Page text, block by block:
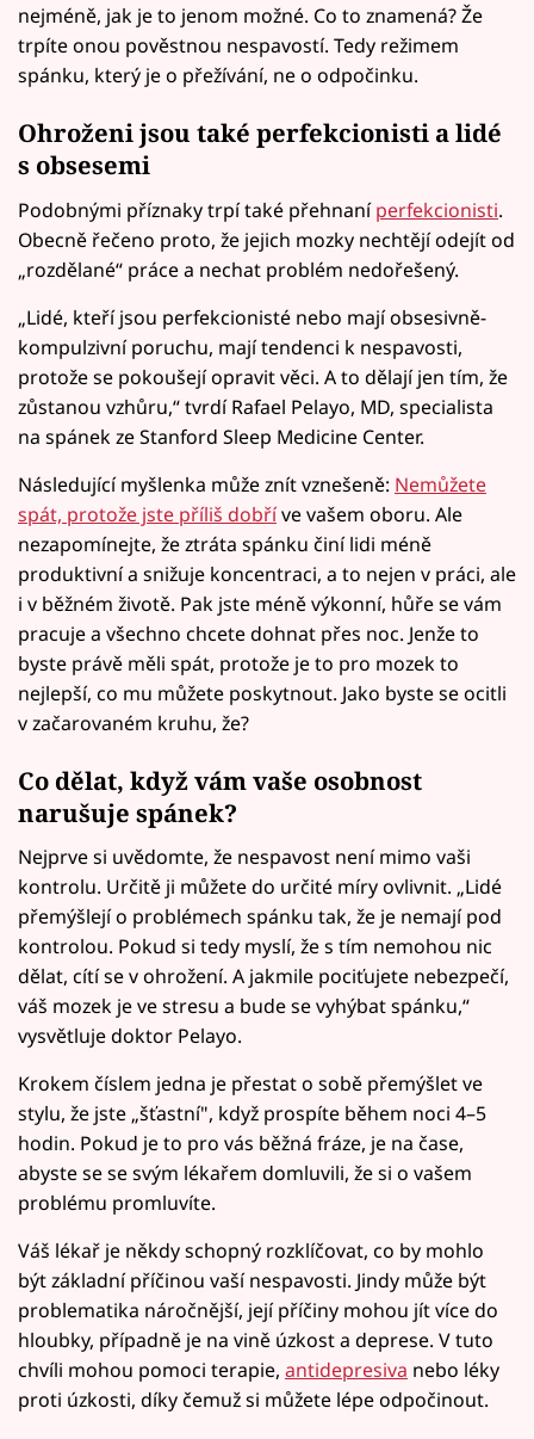
nejméně, jak je to jenom možné. Co to znamená? Že
trpíte onou pověstnou nespavostí. Tedy režimem
spánku, který je o přežívání, ne o odpočinku.
Ohroženi jsou také perfekcionisti a lidé
s obsesemi
Podobnými příznaky trpí také přehnaníperfekcionisti.
Obecně řečeno proto, že jejich mozky nechtějí odejít od
„rozdělané“ práce a nechat problém nedořešený.
„Lidé, kteří jsou perfekcionisté nebo mají obsesivně-
kompulzivní poruchu, mají tendenci k nespavosti,
protože se pokoušejí opravit věci. A to dělají jen tím, že
zůstanou vzhůru,“ tvrdí Rafael Pelayo, MD, specialista
na spánek ze Stanford Sleep Medicine Center.
Následující myšlenka může znít vznešeně: Nemůžete
spát, protože jste příliš dobříve vašem oboru. Ale
nezapomínejte, že ztráta spánku činí lidi méně
produktivní a snižuje koncentraci, a to nejen v práci, ale
i v běžném životě. Pak jste méně výkonní, hůře se vám
pracuje a všechno chcete dohnat přes noc. Jenže to
byste právě měli spát, protože je to pro mozek to
nejlepší, co mu můžete poskytnout. Jako byste se ocitli
v začarovaném kruhu, že?
Co dělat, když vám vaše osobnost
narušuje spánek?
Nejprve si uvědomte, že nespavost není mimo vaši
kontrolu. Určitě ji můžete do určité míry ovlivnit. „Lidé
přemýšlejí o problémech spánku tak, že je nemají pod
kontrolou. Pokud si tedy myslí, že s tím nemohou nic
dělat, cítí se v ohrožení. A jakmile pociťujete nebezpečí,
váš mozek je ve stresu a bude se vyhýbat spánku,“
vysvětluje doktor Pelayo.
Krokem číslem jedna je přestat o sobě přemýšlet ve
stylu, že jste „šťastní", když prospíte během noci 4–5
hodin. Pokud je to pro vás běžná fráze, je na čase,
abyste se se svým lékařem domluvili, že si o vašem
problému promluvíte.
Váš lékař je někdy schopný rozklíčovat, co by mohlo
být základní příčinou vaší nespavosti. Jindy může být
problematika náročnější, její příčiny mohou jít více do
hloubky, případně je na vině úzkost a deprese. V tuto
chvíli mohou pomoci terapie, antidepresiva nebo léky
proti úzkosti, díky čemuž si můžete lépe odpočinout.